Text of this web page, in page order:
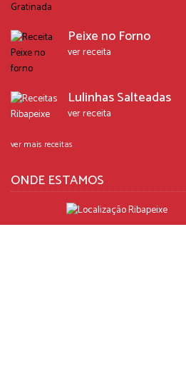
Peixe no Forno
ver receita
Lulinhas Salteadas
ver receita
ver mais receitas
ONDE ESTAMOS